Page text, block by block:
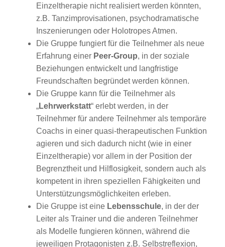
Einzeltherapie nicht realisiert werden könnten,
z.B. Tanzimprovisationen, psychodramatische
Inszenierungen oder Holotropes Atmen.
Die Gruppe fungiert für die Teilnehmer als neue
Erfahrung einer Peer-Group, in der soziale
Beziehungen entwickelt und langfristige
Freundschaften begründet werden können.
Die Gruppe kann für die Teilnehmer als
„Lehrwerkstatt“ erlebt werden, in der
Teilnehmer für andere Teilnehmer als temporäre
Coachs in einer quasi-therapeutischen Funktion
agieren und sich dadurch nicht (wie in einer
Einzeltherapie) vor allem in der Position der
Begrenztheit und Hilflosigkeit, sondern auch als
kompetent in ihren speziellen Fähigkeiten und
Unterstützungsmöglichkeiten erleben.
Die Gruppe ist eine Lebensschule, in der der
Leiter als Trainer und die anderen Teilnehmer
als Modelle fungieren können, während die
jeweiligen Protagonisten z.B. Selbstreflexion,